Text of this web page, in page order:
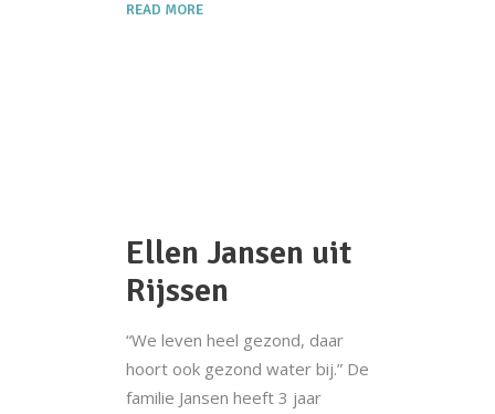
READ MORE
Ellen Jansen uit
Rijssen
“We leven heel gezond, daar
hoort ook gezond water bij.” De
familie Jansen heeft 3 jaar